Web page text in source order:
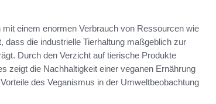
einem enormen Verbrauch von Ressourcen wie
die industrielle Tierhaltung maßgeblich zur
Durch den Verzicht auf tierische Produkte
zeigt die Nachhaltigkeit einer veganen Ernährung
des Veganismus in der Umweltbeobachtung